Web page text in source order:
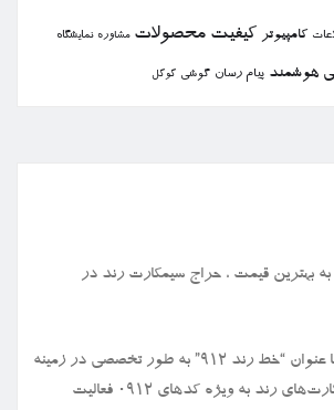
كامپیوتر كیفیت محصولات مشاوره نمایشگاه
هوشمند پیام رسان گوشی گوگل
بهترین قیمت ، حراج سیمكارت رند در
وبسایت rond912.ir با عنوان “خط رند ۹۱۲” به طور تخصصی در زمینه
خرید و فروش سیم کارت‌های رند به ویژه کدهای ۰۹۱۲ فعالیت